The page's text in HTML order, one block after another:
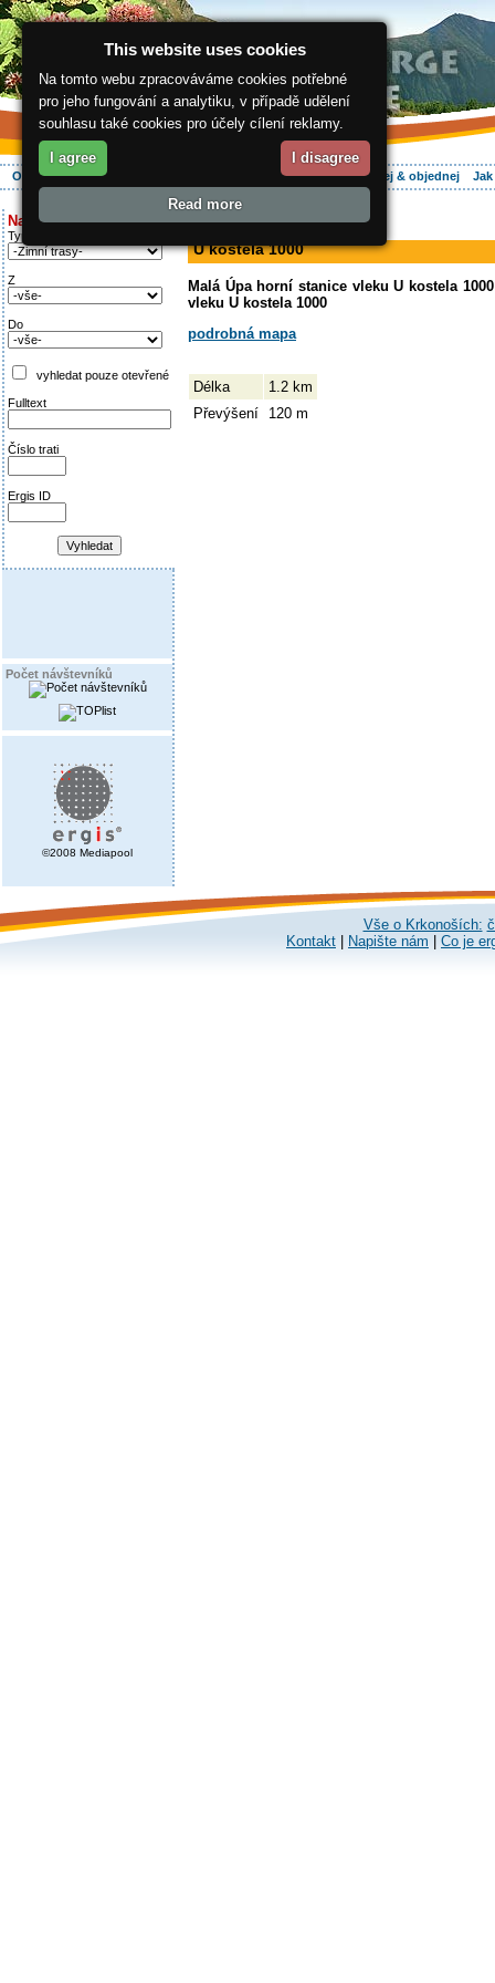
O regionu Aktivně Ubytování Hledej & objednej
Najděte si:
Typ trati
Z
Do
vyhledat pouze otevřené
Fulltext
Číslo trati
Ergis ID
Počet návštevníků
©2008 Mediapool
ergis.cz>
U kostela 1000
Malá Úpa horní stanice vleku U kostela
vleku U kostela 1000
podrobná mapa
Délka
1.2 km
Převýšení
120 m
Vše o Krkonoších:
Kontakt
Napište nám Co je
This website uses cookies
Na tomto webu zpracováváme cookies potřebné
pro jeho fungování a analytiku, v případě udělení
souhlasu také cookies pro účely cílení reklamy.
I agree I disagree
Read more